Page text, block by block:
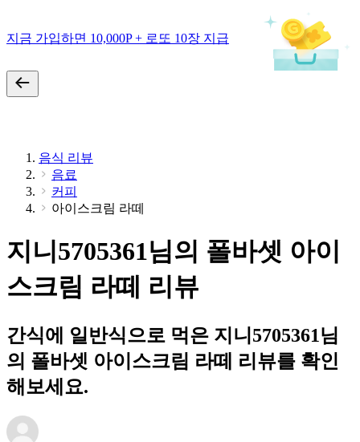
지금 가입하면 10,000P + 로또 10장 지급
음식 리뷰
음료
커피
아이스크림 라떼
지니5705361님의 폴바셋 아이
스크림 라떼 리뷰
간식에 일반식으로 먹은 지니5705361님
의 폴바셋 아이스크림 라떼 리뷰를 확인
해보세요.